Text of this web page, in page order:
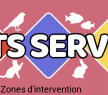
Zones d'intervention